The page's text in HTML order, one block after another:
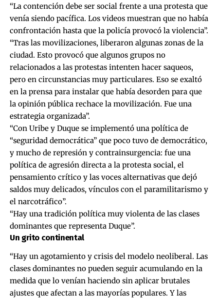
“La contención debe ser social frente a una protesta que
venía siendo pacífica. Los videos muestran que no había
confrontación hasta que la policía provocó la violencia”.
“Tras las movilizaciones, liberaron algunas zonas de la
ciudad. Esto provocó que algunos grupos no
relacionados a las protestas intenten hacer saqueos,
pero en circunstancias muy particulares. Eso se exaltó
en la prensa para instalar que había desorden para que
la opinión pública rechace la movilización. Fue una
estrategia organizada”.
“Con Uribe y Duque se implementó una política de
“seguridad democrática” que poco tuvo de democrático,
y mucho de represión y contrainsurgencia: fue una
política de agresión directa a la protesta social, el
pensamiento crítico y las voces alternativas que dejó
saldos muy delicados, vínculos con el paramilitarismo y
el narcotráfico”.
“Hay una tradición política muy violenta de las clases
dominantes que representa Duque”.
Un grito continental
“Hay un agotamiento y crisis del modelo neoliberal. Las
clases dominantes no pueden seguir acumulando en la
medida que lo venían haciendo sin aplicar brutales
ajustes que afectan a las mayorías populares. Y las